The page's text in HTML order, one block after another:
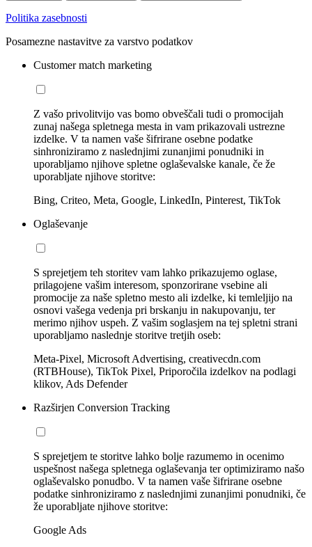
Politika zasebnosti
Posamezne nastavitve za varstvo podatkov
Customer match marketing
Z vašo privolitvijo vas bomo obveščali tudi o promocijah
zunaj našega spletnega mesta in vam prikazovali ustrezne
izdelke. V ta namen vaše šifrirane osebne podatke
sinhroniziramo z naslednjimi zunanjimi ponudniki in
uporabljamo njihove spletne oglaševalske kanale, če že
uporabljate njihove storitve:
Bing, Criteo, Meta, Google, LinkedIn, Pinterest, TikTok
Oglaševanje
S sprejetjem teh storitev vam lahko prikazujemo oglase,
prilagojene vašim interesom, sponzorirane vsebine ali
promocije za naše spletno mesto ali izdelke, ki temleljijo na
osnovi vašega vedenja pri brskanju in nakupovanju, ter
merimo njihov uspeh. Z vašim soglasjem na tej spletni strani
uporabljamo naslednje storitve tretjih oseb:
Meta-Pixel, Microsoft Advertising, creativecdn.com
(RTBHouse), TikTok Pixel, Priporočila izdelkov na podlagi
klikov, Ads Defender
Razširjen Conversion Tracking
S sprejetjem te storitve lahko bolje razumemo in ocenimo
uspešnost našega spletnega oglaševanja ter optimiziramo našo
oglaševalsko ponudbo. V ta namen vaše šifrirane osebne
podatke sinhroniziramo z naslednjimi zunanjimi ponudniki, če
že uporabljate njihove storitve:
Google Ads